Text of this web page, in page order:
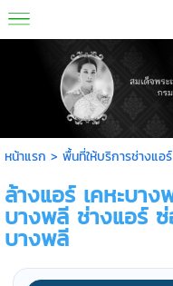
หน้าแรก > พื้นที่ให้บริการช่างแอร์
ล้างแอร์ เคหะบา
บางพลี ช่างแอร์
บางพลี